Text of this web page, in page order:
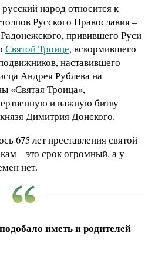
народ относится к
Русского Православия –
привившего Руси
Святой Троице, вскормившего
наставившего
Андрея Рублева на
«Святая Троица»,
и важную битву
Димитрия Донского.
675 лет преставления святой
– это срок огромный, а у
нет.
иметь и родителей